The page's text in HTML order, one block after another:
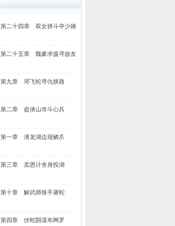
第二十四章 双女拼斗夺少婿
第二十五章 魏豪求援寻故友
第九章 邓飞蛇寻仇狭路
第二章 盗侠山寺斗心兵
第一章 潜龙湖边现鳞爪
第三章 卖恩计舍身投湖
第十章 解武师辣手屠蛇
第四章 伏蛇阴谋布网罗